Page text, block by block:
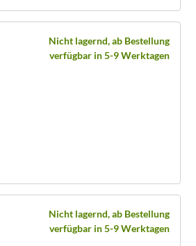
Nicht lagernd, ab Bestellung
verfügbar in 5-9 Werktagen
Nicht lagernd, ab Bestellung
verfügbar in 5-9 Werktagen